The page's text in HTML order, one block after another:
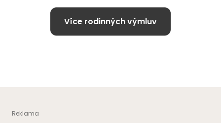
Více rodinných výmluv